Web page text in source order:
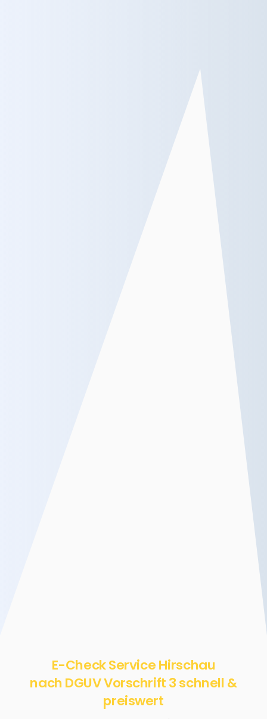
E-Check Service Hirschau
nach DGUV Vorschrift 3 schnell &
preiswert